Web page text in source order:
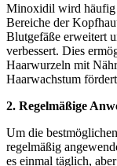
Minoxidil wird häufig
Bereiche der
Blutgefäße erweitert
verbessert. Dies
Haarwurzeln mit
Haarwachstum
2. Regelmäßige
Um die
regelmäßig
es einmal täglich,